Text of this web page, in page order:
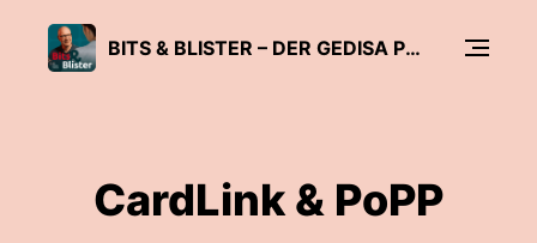
BITS & BLISTER – DER GEDISA PODCAST
CardLink & PoPP